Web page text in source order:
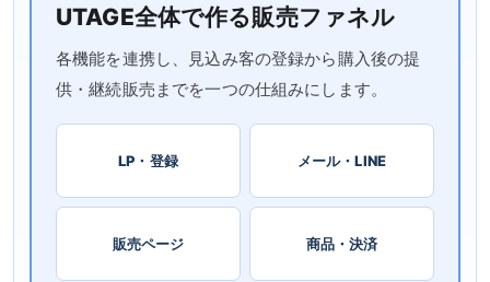
UTAGE全体で作る販売ファネル
各機能を連携し、見込み客の登録から購入後の提
供・継続販売までを一つの仕組みにします。
LP・登録 メール・LINE
販売ページ 商品・決済